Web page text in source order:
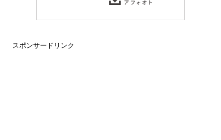
スポンサードリンク